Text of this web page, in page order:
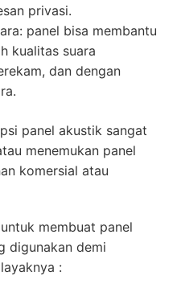
privasi.
panel bisa membantu
kualitas suara
dan dengan
panel akustik sangat
menemukan panel
komersial atau
membuat panel
digunakan demi
: